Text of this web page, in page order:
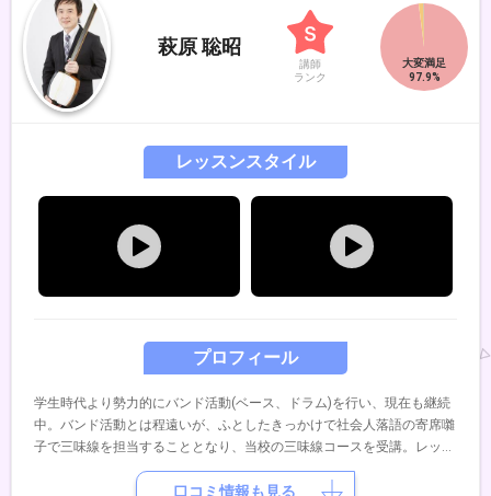
萩原 聡昭
講師
ランク
プロフィール
学生時代より勢力的にバンド活動(ベース、ドラム)を行い、現在も継続
中。バンド活動とは程遠いが、ふとしたきっかけで社会人落語の寄席囃
子で三味線を担当することとなり、当校の三味線コースを受講。レッス
ンを重ね、卒業と同時に講師を務める。
レッスンスタイル
口コミ情報も見る